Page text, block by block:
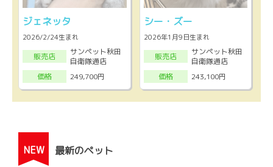
ジェネッタ
2026/2/24生まれ
販売店
サンペット秋田
自衛隊通店
価格
249,700円
シー・ズー
2026年1月9日生まれ
販売店
サンペット秋田
自衛隊通店
価格
243,100円
NEW 最新のペット